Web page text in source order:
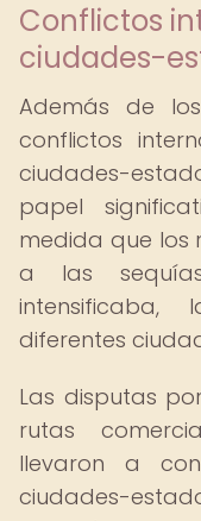
Conflictos
ciudades-
Además de
conflictos
ciudades-
papel
medida que los
a las
diferentes
Las disputas
rutas
llevaron a
ciudades-